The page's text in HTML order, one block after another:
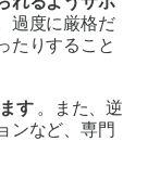
過度に厳格だ
たりすること
す。また、逆
ンなど、専門